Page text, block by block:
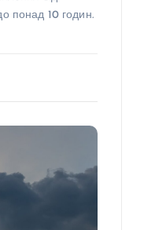
понад 10 годин.